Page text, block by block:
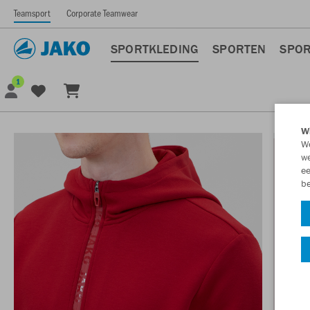
Teamsport Corporate Teamwear
SPORTKLEDING SPORTEN
1